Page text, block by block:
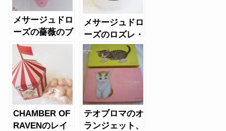
メサージュドロ
ーズの薔薇のブ
ーケ
メサージュドロ
ーズのロズレ・
レインボー
CHAMBER OF
RAVENのレイ
テオブロマのオ
ランジェット、